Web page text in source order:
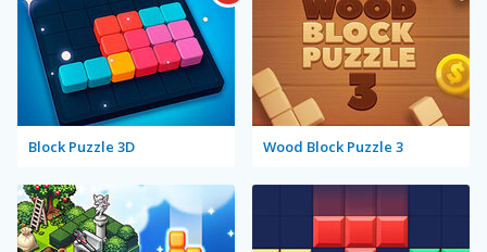
Block Puzzle 3D Wood Block Puzzle 3